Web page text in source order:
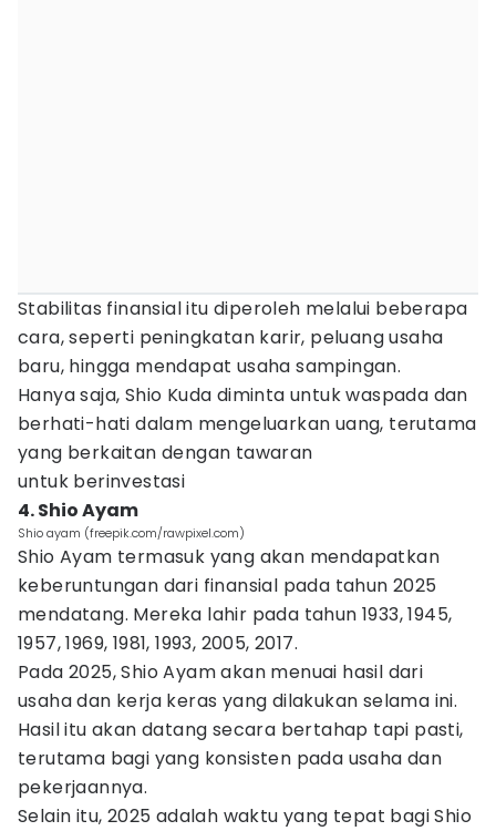
Stabilitas finansial itu diperoleh melalui beberapa
cara, seperti peningkatan karir, peluang usaha
baru, hingga mendapat usaha sampingan.
Hanya saja, Shio Kuda diminta untuk waspada dan
berhati-hati dalam mengeluarkan uang, terutama
yang berkaitan dengan tawaran
untuk berinvestasi
4. Shio Ayam
Shio ayam (freepik.com/rawpixel.com)
Shio Ayam termasuk yang akan mendapatkan
keberuntungan dari finansial pada tahun 2025
mendatang. Mereka lahir pada tahun 1933, 1945,
1957, 1969, 1981, 1993, 2005, 2017.
Pada 2025, Shio Ayam akan menuai hasil dari
usaha dan kerja keras yang dilakukan selama ini.
Hasil itu akan datang secara bertahap tapi pasti,
terutama bagi yang konsisten pada usaha dan
pekerjaannya.
Selain itu, 2025 adalah waktu yang tepat bagi Shio